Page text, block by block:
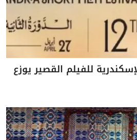
للفيلم القصير يوزع